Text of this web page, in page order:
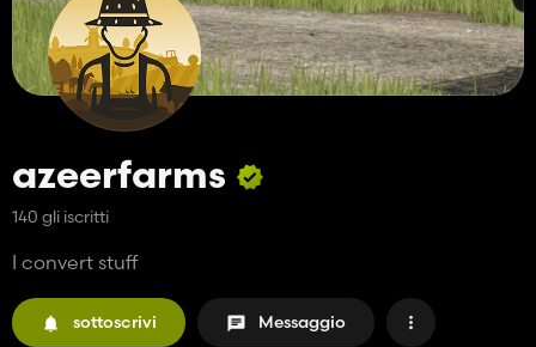
azeerfarms
140 gli iscritti
I convert stuff
sottoscrivi Messaggio